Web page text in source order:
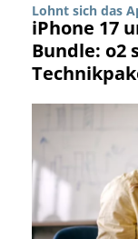
Lohnt sich das
iPhone 17
Bundle: o2